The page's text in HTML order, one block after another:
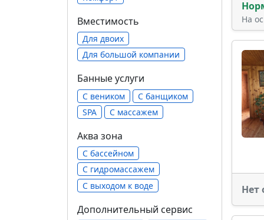
На
Нет
Вместимость
Для двоих
Для большой компании
Банные услуги
С веником
С банщиком
SPA
С массажем
Аква зона
С бассейном
С гидромассажем
С выходом к воде
Дополнительный сервис